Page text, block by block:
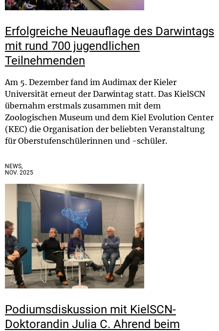
Erfolgreiche Neuauflage des Darwintags
mit rund 700 jugendlichen
Teilnehmenden
Am 5. Dezember fand im Audimax der Kieler
Universität erneut der Darwintag statt. Das KielSCN
übernahm erstmals zusammen mit dem
Zoologischen Museum und dem Kiel Evolution Center
(KEC) die Organisation der beliebten Veranstaltung
für Oberstufenschülerinnen und -schüler.
NEWS,
NOV. 2025
Podiumsdiskussion mit KielSCN-
Doktorandin Julia C. Ahrend beim